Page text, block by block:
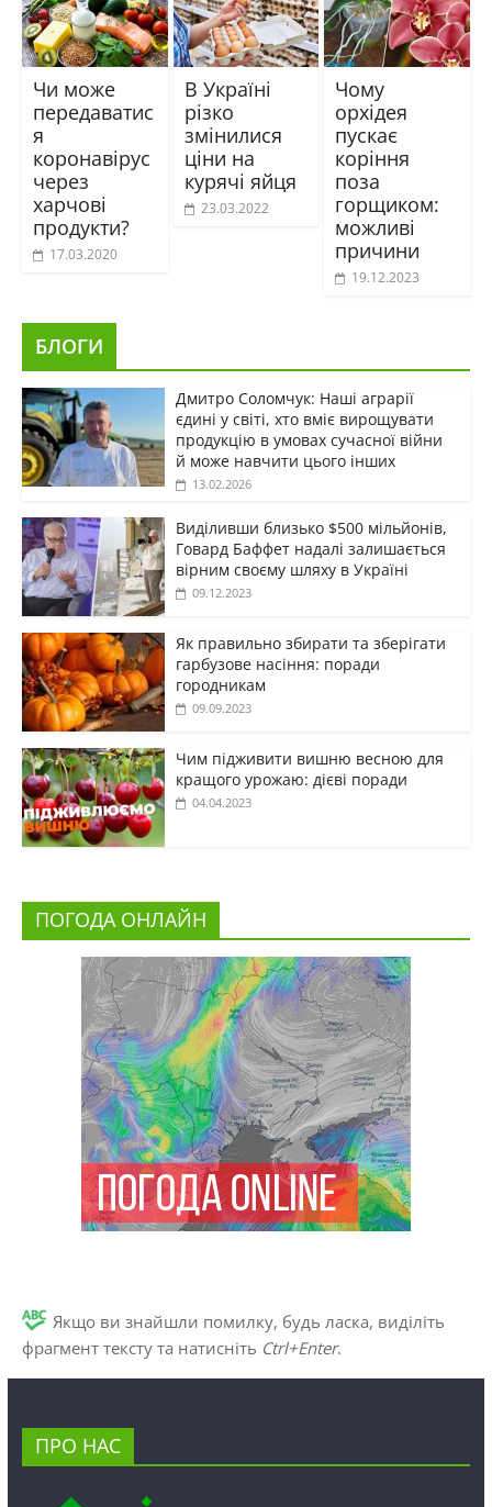
Чи може
передаватис
я
коронавірус
через
харчові
продукти?
17.03.2020
В Україні
різко
змінилися
ціни на
курячі яйця
23.03.2022
Чому
орхідея
пускає
коріння
поза
горщиком:
можливі
причини
19.12.2023
БЛОГИ
Дмитро Соломчук: Наші аграрії
єдині у світі, хто вміє вирощувати
продукцію в умовах сучасної війни
й може навчити цього інших
13.02.2026
Виділивши близько $500 мільйонів,
Говард Баффет надалі залишається
вірним своєму шляху в Україні
09.12.2023
Як правильно збирати та зберігати
гарбузове насіння: поради
городникам
09.09.2023
Чим підживити вишню весною для
кращого урожаю: дієві поради
04.04.2023
ПОГОДА ОНЛАЙН
Якщо ви знайшли помилку, будь ласка, виділіть
фрагмент тексту та натисніть Ctrl+Enter.
ПРО НАС